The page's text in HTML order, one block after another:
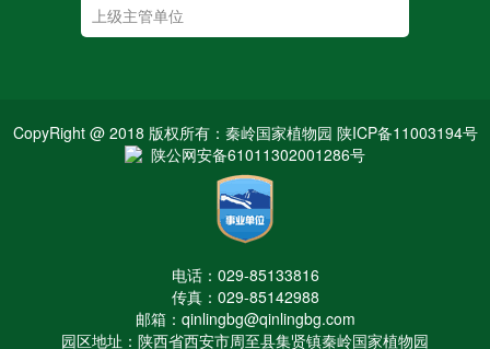
CopyRight @ 2018 版权所有：秦岭国家植物园 陕ICP备11003194号
陕公网安备61011302001286号
电话：029-85133816
传真：029-85142988
邮箱：qinlingbg@qinlingbg.com
园区地址：陕西省西安市周至县集贤镇秦岭国家植物园